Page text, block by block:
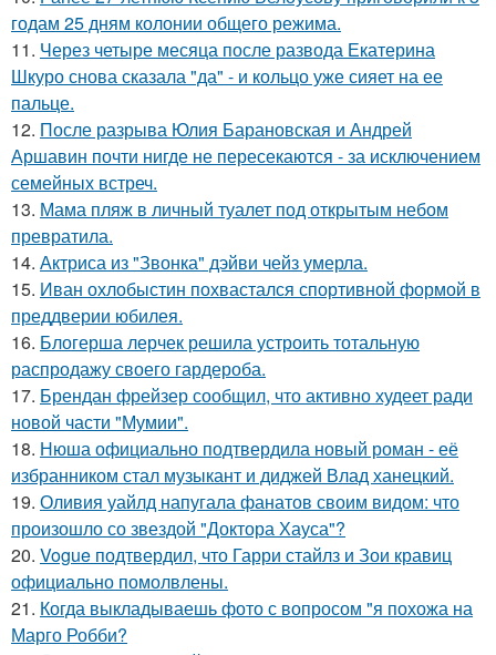
годам 25 дням колонии общего режима.
11. Через четыре месяца после развода Екатерина
Шкуро снова сказала "да" - и кольцо уже сияет на ее
пальце.
12. После разрыва Юлия Барановская и Андрей
Аршавин почти нигде не пересекаются - за исключением
семейных встреч.
13. Мама пляж в личный туалет под открытым небом
превратила.
14. Актриса из "Звонка" дэйви чейз умерла.
15. Иван охлобыстин похвастался спортивной формой в
преддверии юбилея.
16. Блогерша лерчек решила устроить тотальную
распродажу своего гардероба.
17. Брендан фрейзер сообщил, что активно худеет ради
новой части "Мумии".
18. Нюша официально подтвердила новый роман - её
избранником стал музыкант и диджей Влад ханецкий.
19. Оливия уайлд напугала фанатов своим видом: что
произошло со звездой "Доктора Хауса"?
20. Vogue подтвердил, что Гарри стайлз и Зои кравиц
официально помолвлены.
21. Когда выкладываешь фото с вопросом "я похожа на
Марго Робби?